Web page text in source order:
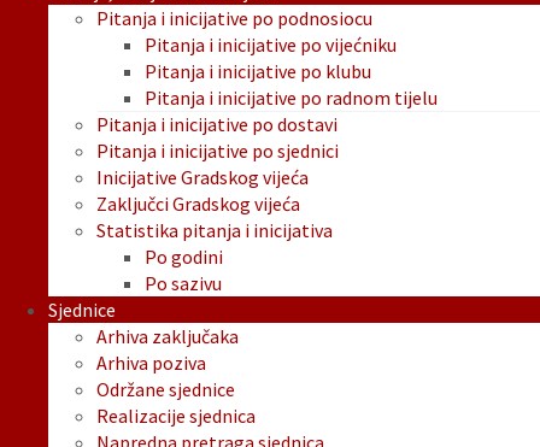
Pitanja i inicijative po podnosiocu
Pitanja i inicijative po vijećniku
Pitanja i inicijative po klubu
Pitanja i inicijative po radnom tijelu
Pitanja i inicijative po dostavi
Pitanja i inicijative po sjednici
Inicijative Gradskog vijeća
Zaključci Gradskog vijeća
Statistika pitanja i inicijativa
Po godini
Po sazivu
Sjednice
Arhiva zaključaka
Arhiva poziva
Održane sjednice
Realizacije sjednica